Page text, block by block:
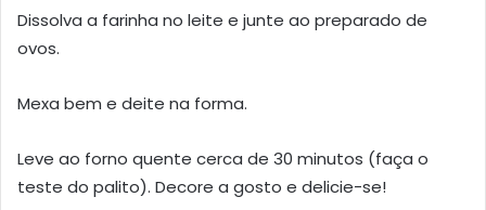
Dissolva a farinha no leite e junte ao preparado de
ovos.
Mexa bem e deite na forma.
Leve ao forno quente cerca de 30 minutos (faça o
teste do palito). Decore a gosto e delicie-se!